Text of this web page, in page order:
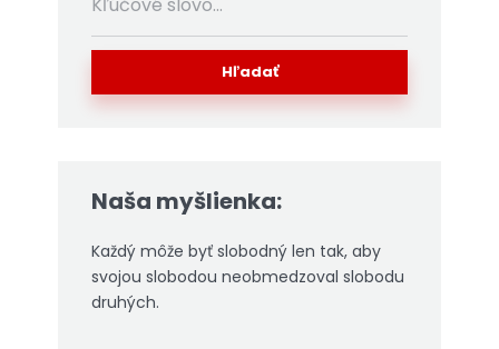
Hľadať
Naša myšlienka:
Každý môže byť slobodný len tak, aby
svojou slobodou neobmedzoval slobodu
druhých.